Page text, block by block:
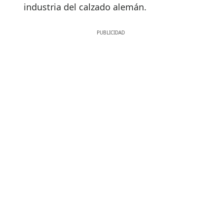
industria del calzado alemán.